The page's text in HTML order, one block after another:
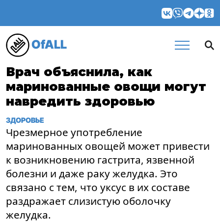
OfALL
Врач объяснила, как
маринованные овощи могут
навредить здоровью
ЗДОРОВЬЕ
Чрезмерное употребление
маринованных овощей может привести
к возникновению гастрита, язвенной
болезни и даже раку желудка. Это
связано с тем, что уксус в их составе
раздражает слизистую оболочку
желудка.